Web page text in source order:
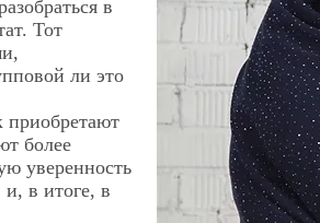
в
Тот
ли это
приобретают
более
уверенность
и, в итоге, в